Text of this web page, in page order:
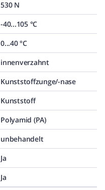
530 N
-40...105 °C
0...40 °C
innenverzahnt
Kunststoffzunge/-nase
Kunststoff
Polyamid (PA)
unbehandelt
Ja
Ja